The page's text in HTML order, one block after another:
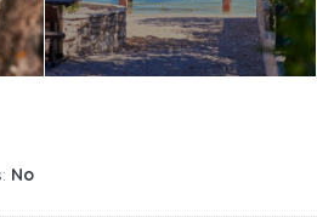
No